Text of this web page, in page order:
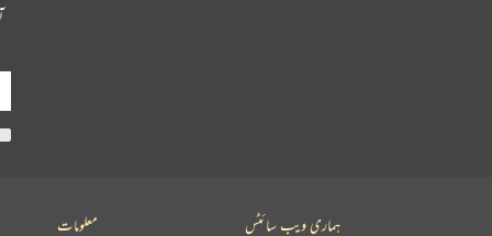
معلومات ہماری ویب سائٹس